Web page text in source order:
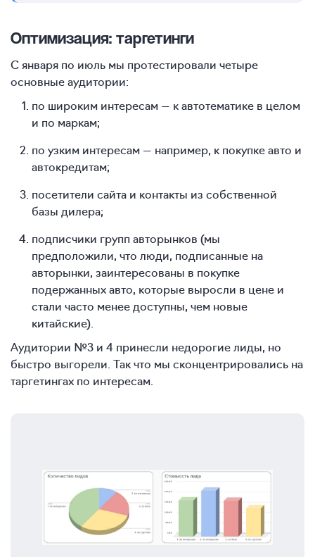
Оптимизация: таргетинги
С января по июль мы протестировали четыре
основные аудитории:
по широким интересам — к автотематике в целом
и по маркам;
по узким интересам — например, к покупке авто и
автокредитам;
посетители сайта и контакты из собственной
базы дилера;
подписчики групп авторынков (мы
предположили, что люди, подписанные на
авторынки, заинтересованы в покупке
подержанных авто, которые выросли в цене и
стали часто менее доступны, чем новые
китайские).
Аудитории №3 и 4 принесли недорогие лиды, но
быстро выгорели. Так что мы сконцентрировались на
таргетингах по интересам.